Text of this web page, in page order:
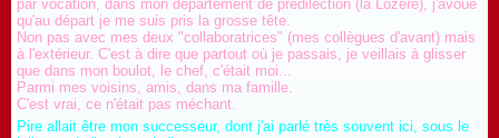
par vocation, dans mon département de prédilection (la Lozère), j'avoue
qu'au départ je me suis pris la grosse tête.
Non pas avec mes deux "collaboratrices" (mes collègues d'avant) mais
à l'extérieur. C'est à dire que partout où je passais, je veillais à glisser
que dans mon boulot, le chef, c'était moi...
Parmi mes voisins, amis, dans ma famille.
C'est vrai, ce n'était pas méchant.
Pire allait être mon successeur, dont j'ai parlé très souvent ici, sous le